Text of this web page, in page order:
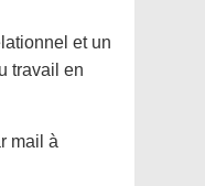
et un
travail en
mail à